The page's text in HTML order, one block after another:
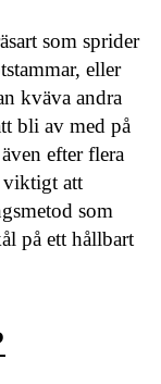
som sprider
eller
kväva andra
bli av med på
efter flera
viktigt att
som
på ett hållbart